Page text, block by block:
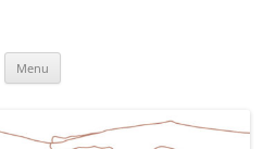
Toulouse
Menu